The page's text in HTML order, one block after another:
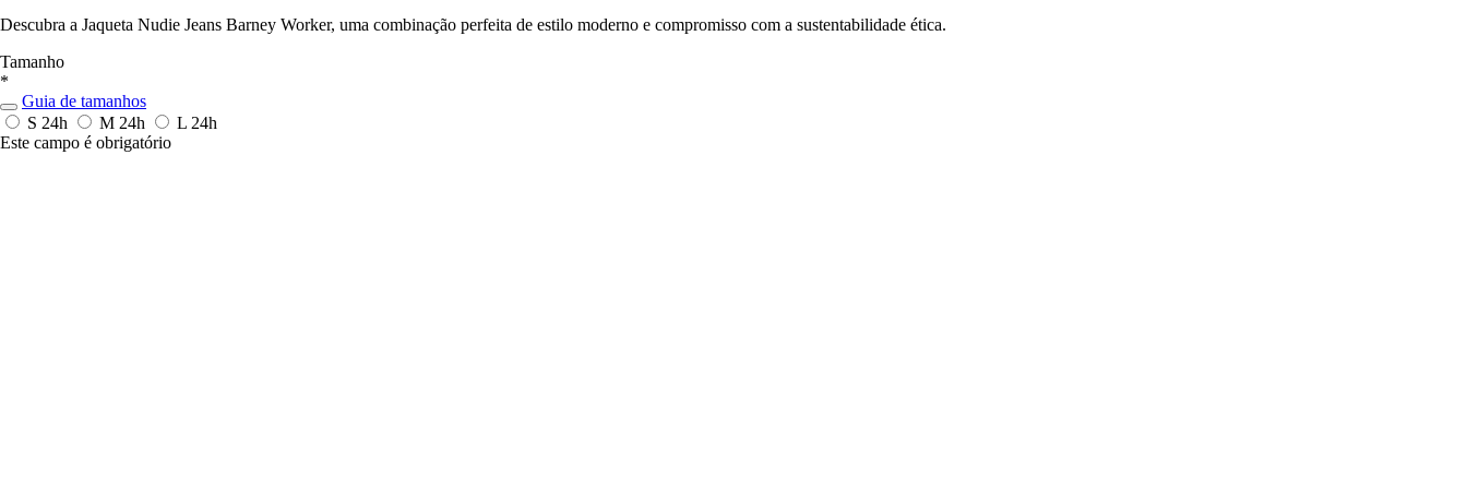
Descubra a Jaqueta Nudie Jeans Barney Worker, uma combinação perfeita de estilo moderno e compromisso com a sustentabilidade ética.
Tamanho
*
Guia de tamanhos
S 24h M 24h L 24h
Este campo é obrigatório